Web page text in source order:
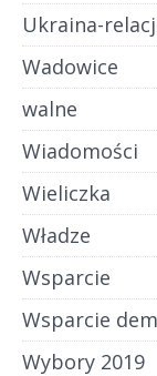
Ukraina-
Wadowice
walne
Wiadomości
Wieliczka
Władze
Wsparcie
Wsparcie
Wybory 2019